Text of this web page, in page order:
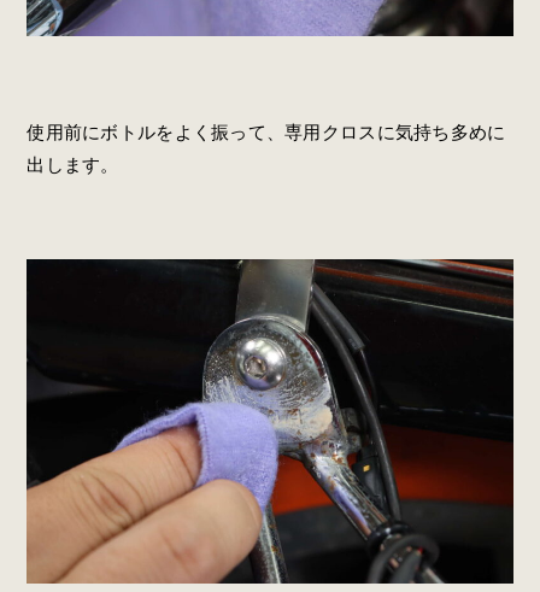
使用前にボトルをよく振って、専用クロスに気持ち多めに
出します。